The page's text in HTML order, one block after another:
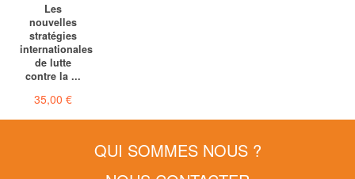
Les
nouvelles
stratégies
internationales
de lutte
contre la ...
35,00 €
QUI SOMMES NOUS ?